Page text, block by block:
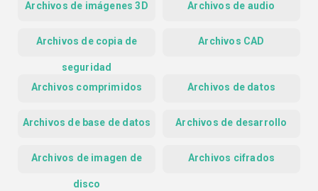
Archivos de imágenes 3D Archivos de audio
Archivos de copia de
seguridad
Archivos CAD
Archivos comprimidos Archivos de datos
Archivos de base de datos Archivos de desarrollo
Archivos de imagen de
disco
Archivos cifrados